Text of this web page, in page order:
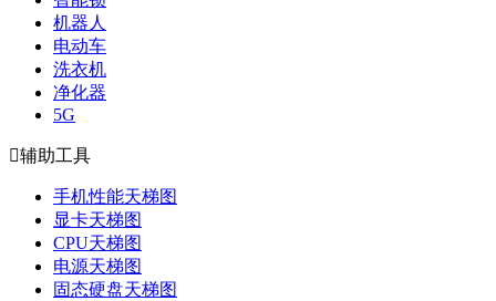
机器人
电动车
洗衣机
净化器
5G
辅助工具
手机性能天梯图
显卡天梯图
CPU天梯图
电源天梯图
固态硬盘天梯图